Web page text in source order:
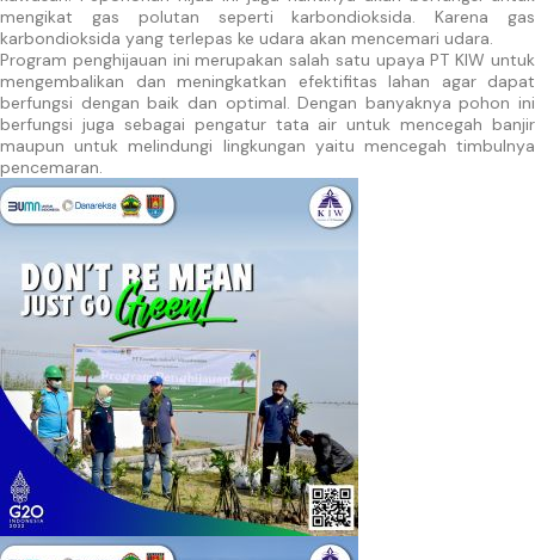
mengikat gas polutan seperti karbondioksida. Karena gas
karbondioksida yang terlepas ke udara akan mencemari udara.
Program penghijauan ini merupakan salah satu upaya PT KIW untuk
mengembalikan dan meningkatkan efektifitas lahan agar dapat
berfungsi dengan baik dan optimal. Dengan banyaknya pohon ini
berfungsi juga sebagai pengatur tata air untuk mencegah banjir
maupun untuk melindungi lingkungan yaitu mencegah timbulnya
pencemaran.